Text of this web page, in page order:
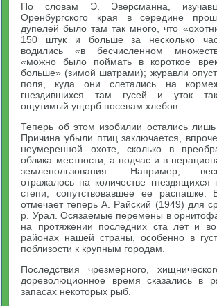
По словам Э. Эверсманна,
Оренбургского края в середине
дупелей было там так много, что
150 штук и больше за несколько
водились «в бесчисленном
«можно было поймать в короткое
больше» (зимой шатрами); журавли
поля, куда они слетались на
гнездившихся там гусей и уток
ощутимый ущерб посевам хлебов.
Теперь об этом изобилии остались
Причина убыли птиц заключается,
неумеренной охоте, сколько в
облика местности, а подчас и в
землепользования. Например,
отражалось на количестве гнездящихся
степи, сопутствовавшее ее
отмечает теперь А. Райский (1949) для
р. Урал. Осязаемые перемены в
на протяжении последних ста лет и
районах нашей страны, особенно в
поблизости к крупным городам.
Последствия чрезмерного,
дореволюционное время сказались в
запасах некоторых рыб.